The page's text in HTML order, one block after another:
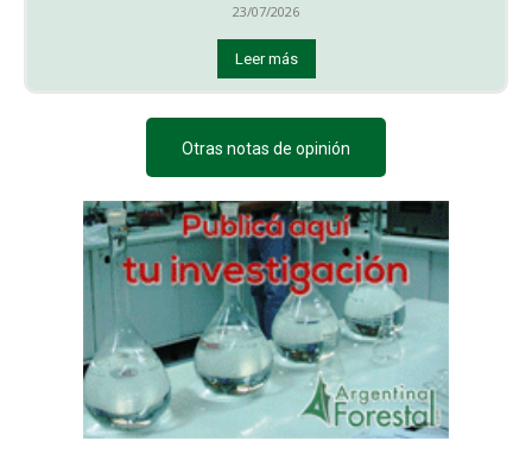
23/07/2026
Leer más
Otras notas de opinión